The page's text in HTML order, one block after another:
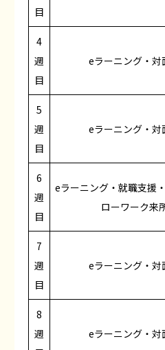
目
4
週
目
eラーニング・対
5
週
目
eラーニング・対
6
週
目
eラーニング・就職支援
ローワーク来
7
週
目
eラーニング・対
8
週
eラーニング・対